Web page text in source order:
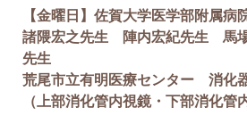
【金曜日】佐賀大学医学部附属
諸隈宏之先生 陣内宏紀先生 馬
先生
荒尾市立有明医療センター 消化
（上部消化管内視鏡・下部消化